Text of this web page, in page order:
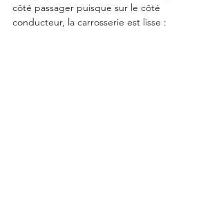
côté passager puisque sur le côté
conducteur, la carrosserie est lisse :